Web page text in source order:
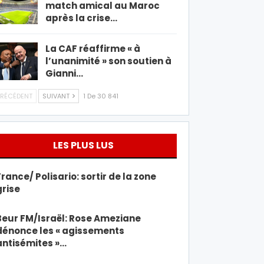
match amical au Maroc
après la crise…
La CAF réaffirme « à
l’unanimité » son soutien à
Gianni…
SUIVANT 1 De 30 841
LES PLUS LUS
Polisario: sortir de la zone
FM/Israël: Rose Ameziane
les « agissements
»…